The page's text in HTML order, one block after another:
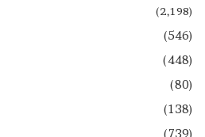
(2,198)
(546)
(448)
(80)
(138)
(739)